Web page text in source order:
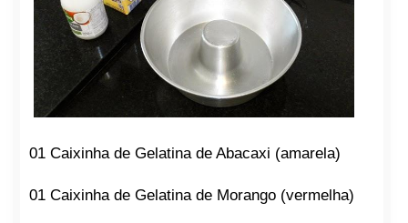
01 Caixinha de Gelatina de Abacaxi (amarela)
01 Caixinha de Gelatina de Morango (vermelha)